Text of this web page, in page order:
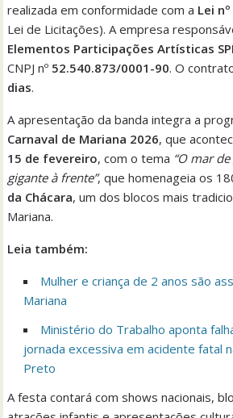
realizada em conformidade com a Lei
Lei de Licitações). A empresa
Elementos Participações Artísticas
CNPJ nº 52.540.873/0001-90. O
dias.
A apresentação da banda integra a
Carnaval de Mariana 2026, que
15 de fevereiro, com o tema “O mar
gigante à frente”, que homenageia os
da Chácara, um dos blocos mais
Mariana.
Leia também:
Mulher e criança de 2 anos são
Mariana
Ministério do Trabalho aponta
jornada excessiva em acidente fatal
Preto
A festa contará com shows nacionais,